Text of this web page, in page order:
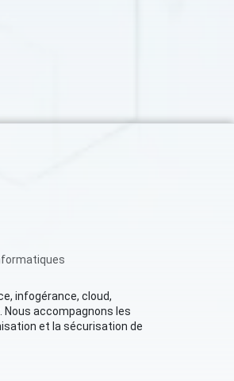
infogérance, cloud,
accompagnons les
et la sécurisation de